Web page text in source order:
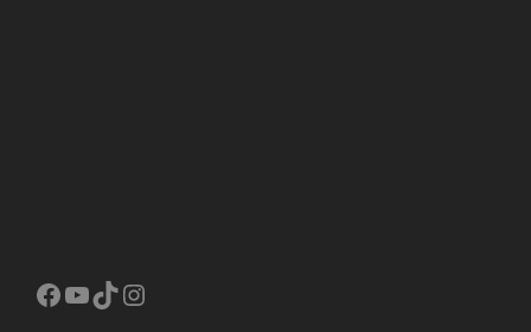
Facebook YouTube TikTok Instagram